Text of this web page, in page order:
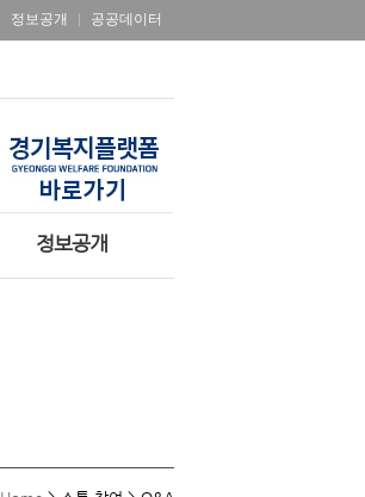
정보공개 공공데이터
정보공개